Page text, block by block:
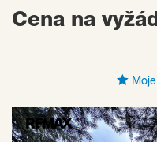
Cena na